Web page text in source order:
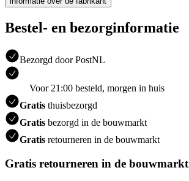
Bestel- en bezorginformatie
Bezorgd door PostNL
Voor 21:00 besteld, morgen in huis
Gratis thuisbezorgd
Gratis bezorgd in de bouwmarkt
Gratis retourneren in de bouwmarkt
Gratis retourneren in de bouwmarkt